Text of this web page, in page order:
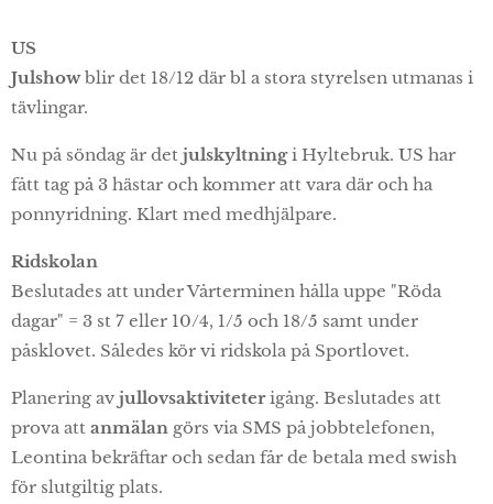
US
Julshowblir det 18/12 där bl a stora styrelsen utmanas i
tävlingar.
Nu på söndag är det julskyltningi Hyltebruk. US har
fått tag på 3 hästar och kommer att vara där och ha
ponnyridning. Klart med medhjälpare.
Ridskolan
Beslutades att under Vårterminen hålla uppe "Röda
dagar" = 3 st 7 eller 10/4, 1/5 och 18/5 samt under
påsklovet. Således kör vi ridskola på Sportlovet.
Planering av jullovsaktiviteterigång. Beslutades att
prova att anmälan görs via SMS på jobbtelefonen,
Leontina bekräftar och sedan får de betala med swish
för slutgiltig plats.